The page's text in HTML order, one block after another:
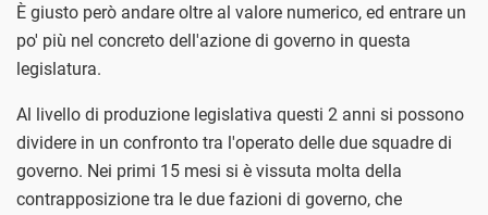
È giusto però andare oltre al valore numerico, ed entrare un
po' più nel concreto dell'azione di governo in questa
legislatura.
Al livello di produzione legislativa questi 2 anni si possono
dividere in un confronto tra l'operato delle due squadre di
governo. Nei primi 15 mesi si è vissuta molta della
contrapposizione tra le due fazioni di governo, che